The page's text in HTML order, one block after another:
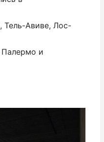
Тель-Авиве, Лос-
и